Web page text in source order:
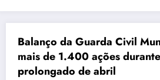
Balanço da Guarda Civil
mais de 1.400 ações
prolongado de abril